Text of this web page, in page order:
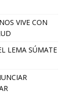
VIVE CON
LEMA SÚMATE